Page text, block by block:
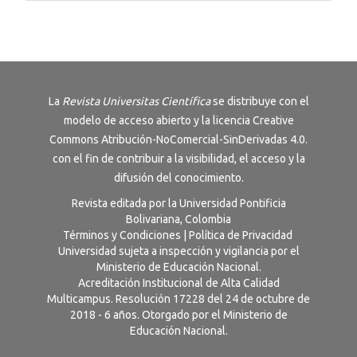
La Revista Universitas Científicase distribuye con el
modelo de acceso abierto y la licencia Creative
Commons Atribución-NoComercial-SinDerivadas 4.0.
con el fin de contribuir a la visibilidad, el acceso y la
difusión del conocimiento.
Revista editada por la Universidad Pontificia
Bolivariana, Colombia
Términos y Condiciones
Política de Privacidad
Universidad sujeta a inspección y vigilancia por el
Ministerio de Educación Nacional.
Acreditación Institucional de Alta Calidad
Multicampus. Resolución 17228 del 24 de octubre de
2018 - 6 años. Otorgado por el Ministerio de
Educación Nacional.